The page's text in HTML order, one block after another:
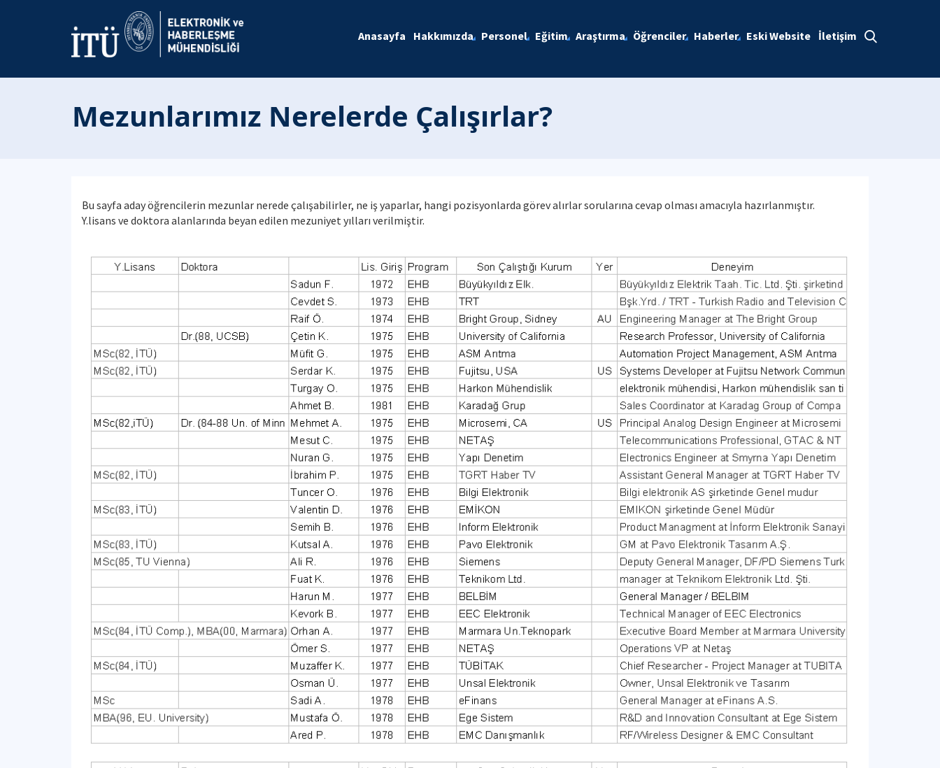
Anasayfa Hakkımızda Personel Eğitim Araştırma Öğrenciler Haberler Eski Website İletişim
Mezunlarımız Nerelerde Çalışırlar?
Bu sayfa aday öğrencilerin mezunlar nerede çalışabilirler, ne iş yaparlar, hangi pozisyonlarda görev alırlar sorularına cevap olması amacıyla hazırlanmıştır.
Y.lisans ve doktora alanlarında beyan edilen mezuniyet yılları verilmiştir.